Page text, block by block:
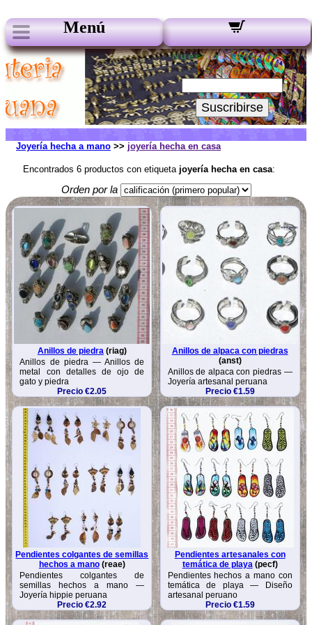
Menú
Nuestros boletines:
Su Email:
Suscribirse
Joyería hecha a mano >> joyería hecha en casa
Encontrados 6 productos con etiqueta joyería hecha en casa:
Orden por la
Anillos de piedra (riag)
Anillos de piedra — Anillos de
metal con detalles de ojo de
gato y piedra
Precio €2.05
Anillos de alpaca con piedras
(anst)
Anillos de alpaca con piedras —
Joyería artesanal peruana
Precio €1.59
Pendientes colgantes de semillas
hechos a mano(reae)
Pendientes colgantes de
semillas hechos a mano —
Joyería hippie peruana
Precio €2.92
Pendientes artesanales con
temática de playa (pecf)
Pendientes hechos a mano con
temática de playa — Diseño
artesanal peruano
Precio €1.59